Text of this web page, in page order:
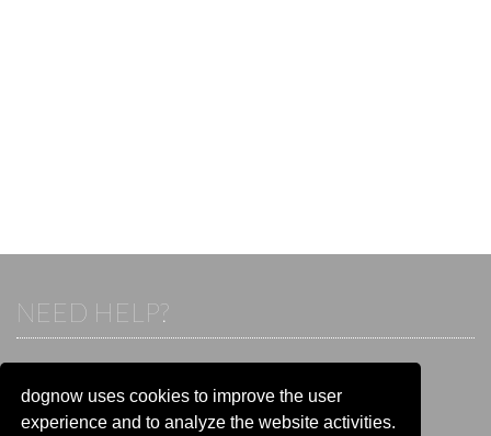
dognow uses cookies to improve the user
experience and to analyze the website activities.
NEED HELP?
Otherwise visit our help and contact center:
Go to the
help and contact center